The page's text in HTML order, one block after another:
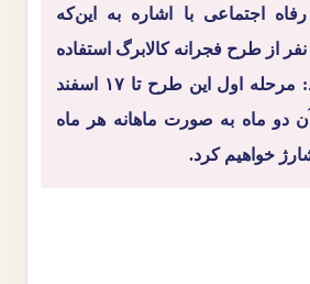
اجتماعی با اشاره به این‌که
۳۷ میلیون نفر از طرح فجرانه کالابرگ استفاده
کرده‌اند»، عنوان کرد: مرحله اول این طرح تا ۱۷ اسفند
آن دو ماه به صورت ماهانه هر ماه
خواهیم کرد.